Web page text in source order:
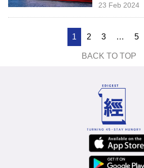
23 Feb 2024
1 2 3 … 5
BACK TO TOP